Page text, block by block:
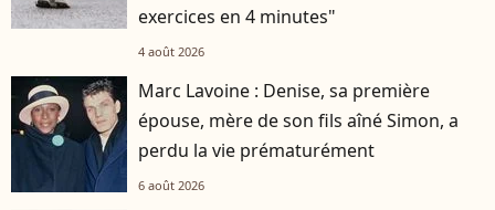
exercices en 4 minutes"
4 août 2026
Marc Lavoine : Denise, sa première
épouse, mère de son fils aîné Simon, a
perdu la vie prématurément
6 août 2026